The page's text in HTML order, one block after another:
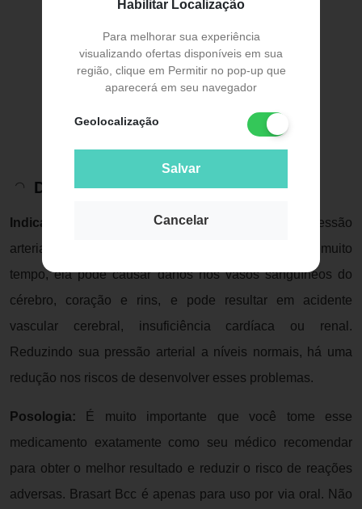
Habilitar Localização
Para melhorar sua experiência
visualizando ofertas disponíveis em sua
região, clique em Permitir no pop-up que
aparecerá em seu navegador
Geolocalização
Salvar
Cancelar
Descrição do Produto
Indicação:
Brasart Bcc é utilizado para tratar a pressão
arterial alta. Se a pressão arterial alta persistir por muito
tempo, ela pode causar danos nos vasos sanguíneos do
cérebro, coração e rins, e pode resultar em acidente
vascular cerebral, insuficiência cardíaca ou renal.
Reduzindo sua pressão arterial a níveis normais, há uma
redução nos riscos de desenvolver esses problemas.
Posologia: É muito importante que você tome esse
medicamento exatamente como seu médico recomendar
para obter o melhor resultado e reduzir o risco de reações
adversas. Brasart Bcc é apenas para uso por via oral. Não